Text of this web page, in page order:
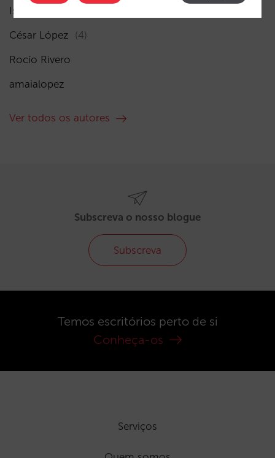
Isabel Rey
César López (4)
Rocío Rivero
amaialopez
Ver todos os autores
Subscreva o nosso blogue
Subscreva
Temos escritórios perto de si
Conheça-os
Serviços